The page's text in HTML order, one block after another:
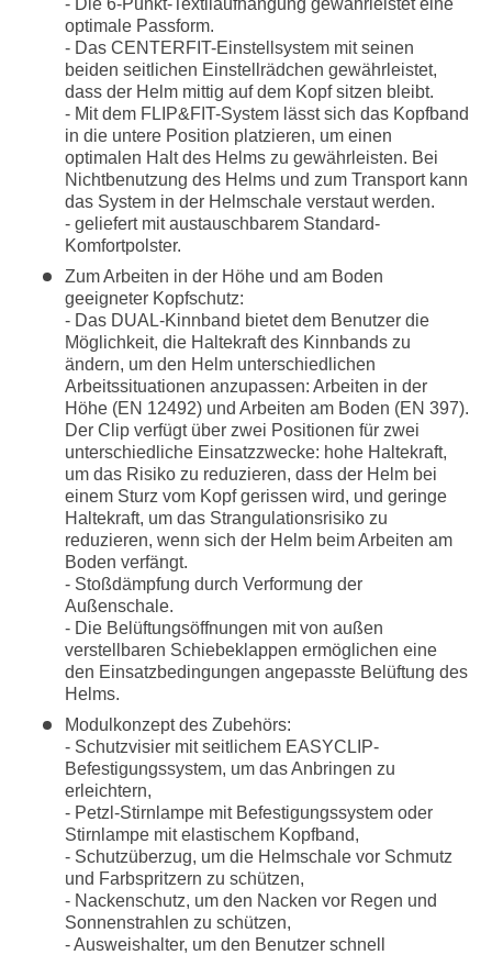
optimale Passform.
- Das CENTERFIT-Einstellsystem mit seinen
beiden seitlichen Einstellrädchen gewährleistet,
dass der Helm mittig auf dem Kopf sitzen bleibt.
- Mit dem FLIP&FIT-System lässt sich das Kopfband
in die untere Position platzieren, um einen
optimalen Halt des Helms zu gewährleisten. Bei
Nichtbenutzung des Helms und zum Transport kann
das System in der Helmschale verstaut werden.
- geliefert mit austauschbarem Standard-
Komfortpolster.
Zum Arbeiten in der Höhe und am Boden
geeigneter Kopfschutz:
- Das DUAL-Kinnband bietet dem Benutzer die
Möglichkeit, die Haltekraft des Kinnbands zu
ändern, um den Helm unterschiedlichen
Arbeitssituationen anzupassen: Arbeiten in der
Höhe (EN 12492) und Arbeiten am Boden (EN 397).
Der Clip verfügt über zwei Positionen für zwei
unterschiedliche Einsatzzwecke: hohe Haltekraft,
um das Risiko zu reduzieren, dass der Helm bei
einem Sturz vom Kopf gerissen wird, und geringe
Haltekraft, um das Strangulationsrisiko zu
reduzieren, wenn sich der Helm beim Arbeiten am
Boden verfängt.
- Stoßdämpfung durch Verformung der
Außenschale.
- Die Belüftungsöffnungen mit von außen
verstellbaren Schiebeklappen ermöglichen eine
den Einsatzbedingungen angepasste Belüftung des
Helms.
Modulkonzept des Zubehörs:
- Schutzvisier mit seitlichem EASYCLIP-
Befestigungssystem, um das Anbringen zu
erleichtern,
- Petzl-Stirnlampe mit Befestigungssystem oder
Stirnlampe mit elastischem Kopfband,
- Schutzüberzug, um die Helmschale vor Schmutz
und Farbspritzern zu schützen,
- Nackenschutz, um den Nacken vor Regen und
Sonnenstrahlen zu schützen,
- Ausweishalter, um den Benutzer schnell